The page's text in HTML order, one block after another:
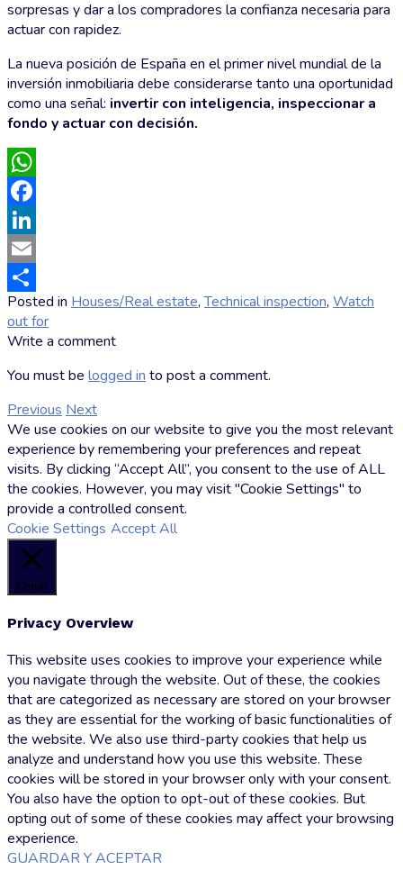
sorpresas y dar a los compradores la confianza necesaria para
actuar con rapidez.
La nueva posición de España en el primer nivel mundial de la
inversión inmobiliaria debe considerarse tanto una oportunidad
como una señal: invertir con inteligencia, inspeccionar a
fondo y actuar con decisión.
WhatsApp
Facebook
LinkedIn
Email
Compartir
Posted in Houses/Real estate,Technical inspection, Watch
out for
Markus
Write a comment
You must be logged in to post a comment.
Previous Next
We use cookies on our website to give you the most relevant
experience by remembering your preferences and repeat
visits. By clicking “Accept All”, you consent to the use of ALL
the cookies. However, you may visit "Cookie Settings" to
provide a controlled consent.
Cookie Settings Accept All
Cerrar
Privacy Overview
This website uses cookies to improve your experience while
you navigate through the website. Out of these, the cookies
that are categorized as necessary are stored on your browser
as they are essential for the working of basic functionalities of
the website. We also use third-party cookies that help us
analyze and understand how you use this website. These
cookies will be stored in your browser only with your consent.
You also have the option to opt-out of these cookies. But
opting out of some of these cookies may affect your browsing
experience.
GUARDAR Y ACEPTAR